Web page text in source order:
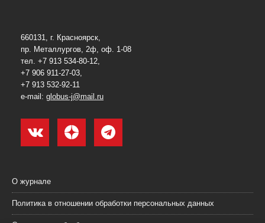
660131, г. Красноярск,
пр. Металлургов, 2ф, оф. 1-08
тел. +7 913 534-80-12,
+7 906 911-27-03,
+7 913 532-92-11
e-mail: globus-j@mail.ru
О журнале
Политика в отношении обработки персональных данных